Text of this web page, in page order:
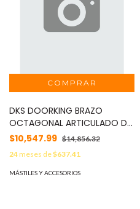
DKS DOORKING BRAZO
OCTAGONAL ARTICULADO DE
12FT MOD: 1601-812
$10,547.99 $14,856.32
24meses de$637.41
MÁSTILES Y ACCESORIOS